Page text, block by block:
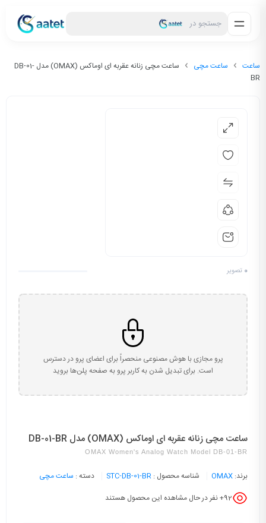
جستجو در
ساعت ساعت مچی
ساعت مچی زنانه عقربه ای اوماکس (OMAX) مدل DB-01-
BR
0 تصویر
پرو مجازی با هوش مصنوعی منحصراً برای اعضای پرو در دسترس
است. برای تبدیل شدن به کاربر پرو به صفحه پلن‌ها بروید
ساعت مچی زنانه عقربه ای اوماکس (OMAX) مدل DB-01-BR
OMAX Women's Analog Watch Model DB-01-BR
برند: OMAX شناسه محصول : STC-DB-01-BR دسته : ساعت مچی
92+ نفر در حال مشاهده این محصول هستند